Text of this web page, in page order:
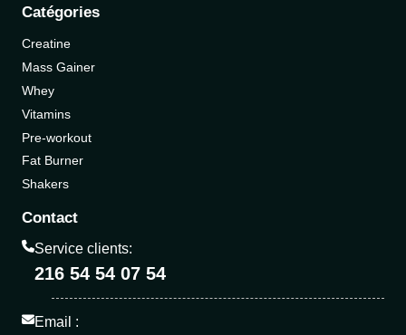
Catégories
Creatine
Mass Gainer
Whey
Vitamins
Pre-workout
Fat Burner
Shakers
Contact
Service clients:
216 54 54 07 54
Email :